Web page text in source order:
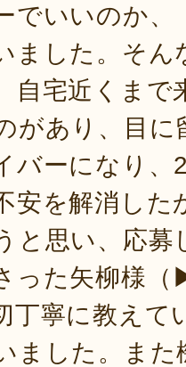
でいいのか、
ました。そん
自宅近くまで
があり、目
バーになり、
安を解消した
と思い、応募
った矢柳様
丁寧に教えて
ました。ま